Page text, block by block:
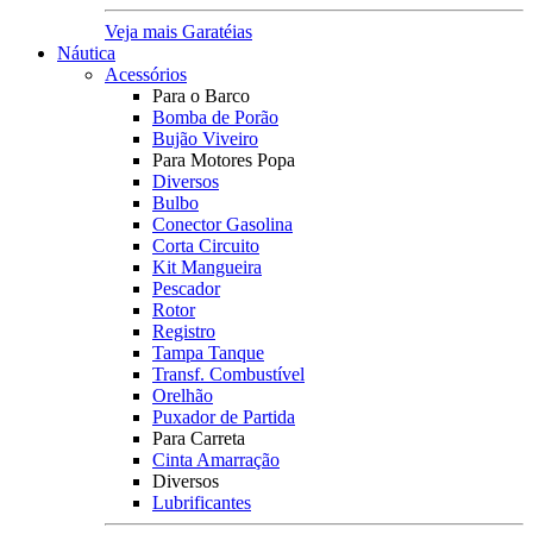
Veja mais Garatéias
Náutica
Acessórios
Para o Barco
Bomba de Porão
Bujão Viveiro
Para Motores Popa
Diversos
Bulbo
Conector Gasolina
Corta Circuito
Kit Mangueira
Pescador
Rotor
Registro
Tampa Tanque
Transf. Combustível
Orelhão
Puxador de Partida
Para Carreta
Cinta Amarração
Diversos
Lubrificantes